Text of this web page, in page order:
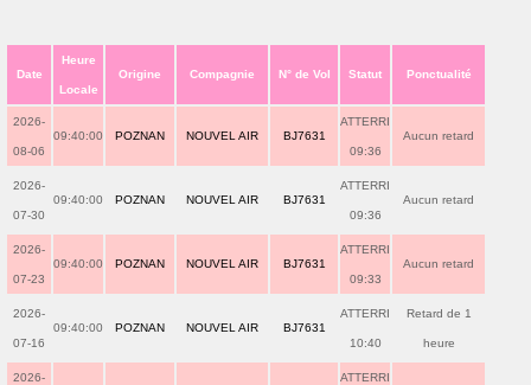
Date
Heure
Locale
Origine Compagnie N° de Vol Statut Ponctualité
2026-
08-06
09:40:00 POZNAN NOUVEL AIR BJ7631
ATTERRI
09:36
Aucun retard
2026-
07-30
09:40:00 POZNAN NOUVEL AIR BJ7631
ATTERRI
09:36
Aucun retard
2026-
07-23
09:40:00 POZNAN NOUVEL AIR BJ7631
ATTERRI
09:33
Aucun retard
2026-
07-16
09:40:00 POZNAN NOUVEL AIR BJ7631
ATTERRI
10:40
Retard de 1
heure
2026- ATTERRI